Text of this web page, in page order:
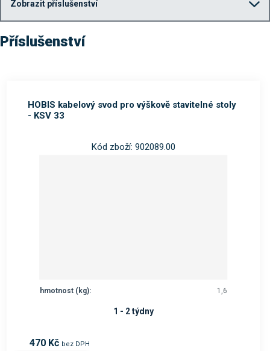
Zobrazit příslušenství
Příslušenství
HOBIS kabelový svod pro výškově stavitelné stoly
- KSV 33
Kód zboží: 902089.00
hmotnost (kg): 1,6
470 Kč bez DPH
1 - 2 týdny